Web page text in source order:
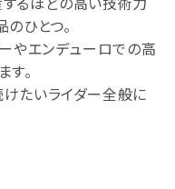
ひとつ。
やエンデューロでの高
。
たいライダー全般に